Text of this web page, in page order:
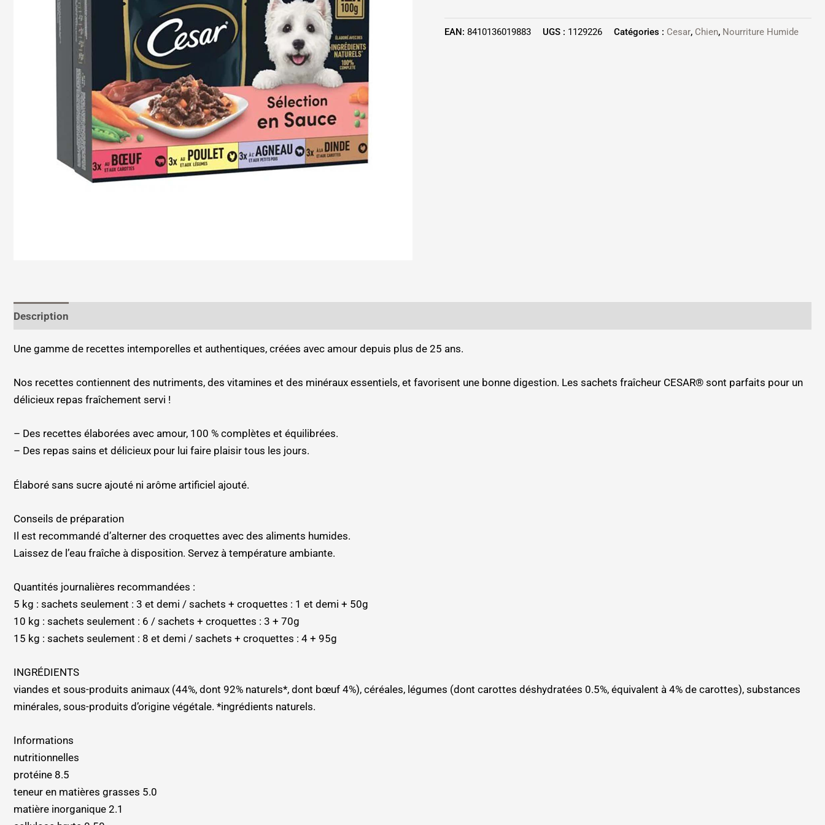
EAN: 8410136019883 UGS : 1129226 Catégories : Cesar, Chien, Nourriture Humide
Description
Une gamme de recettes intemporelles et authentiques, créées avec amour depuis plus de 25 ans.
Nos recettes contiennent des nutriments, des vitamines et des minéraux essentiels, et favorisent une bonne digestion. Les sachets fraîcheur CESAR® sont parfaits pour un
délicieux repas fraîchement servi !
– Des recettes élaborées avec amour, 100 % complètes et équilibrées.
– Des repas sains et délicieux pour lui faire plaisir tous les jours.
Élaboré sans sucre ajouté ni arôme artificiel ajouté.
Conseils de préparation
Il est recommandé d’alterner des croquettes avec des aliments humides.
Laissez de l’eau fraîche à disposition. Servez à température ambiante.
Quantités journalières recommandées :
5 kg : sachets seulement : 3 et demi / sachets + croquettes : 1 et demi + 50g
10 kg : sachets seulement : 6 / sachets + croquettes : 3 + 70g
15 kg : sachets seulement : 8 et demi / sachets + croquettes : 4 + 95g
INGRÉDIENTS
viandes et sous-produits animaux (44%, dont 92% naturels*, dont bœuf 4%), céréales, légumes (dont carottes déshydratées 0.5%, équivalent à 4% de carottes), substances
minérales, sous-produits d’origine végétale. *ingrédients naturels.
Informations
nutritionnelles
protéine 8.5
teneur en matières grasses 5.0
matière inorganique 2.1